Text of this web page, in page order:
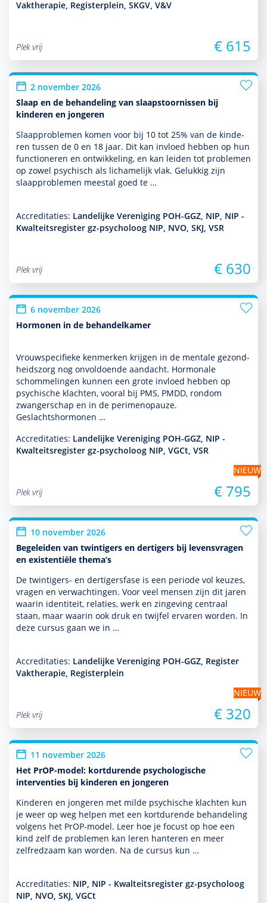
Vaktherapie, Registerplein, SKGV, V&V
Plek vrij € 615
2 november 2026
Slaap en de behandeling van slaapstoornissen bij
kinderen en jongeren
Slaappro­ble­men komen voor bij 10 tot 25% van de kin­de­
ren tussen de 0 en 18 jaar. Dit kan invloed hebben op hun
functio­neren en ont­wikke­ling, en kan leiden tot pro­ble­men
op zowel psychisch als lichamelijk vlak. Gelukkig zijn
slaappro­ble­men meestal goed te …
Accreditaties: Landelijke Vereniging POH-GGZ, NIP, NIP -
Kwalteitsregister gz-psycholoog NIP, NVO, SKJ, VSR
Plek vrij € 630
6 november 2026
Hormonen in de behandelkamer
Vrouwspeci­fieke kenmerken krijgen in de mentale gezond­
heids­zorg nog onvol­doende aan­dacht. Hormonale
schommelingen kunnen een grote invloed hebben op
psychische klachten, vooral bij PMS, PMDD, ron­dom
zwangerschap en in de perimenopauze.
Geslachtshormonen …
Accreditaties: Landelijke Vereniging POH-GGZ, NIP -
Kwalteitsregister gz-psycholoog NIP, VGCt, VSR
NIEUW
Plek vrij
€ 795
10 november 2026
Begeleiden van twintigers en dertigers bij levensvragen
en existentiële thema’s
De twintigers- en dertigersfase is een periode vol keuzes,
vragen en verwachtingen. Voor veel mensen zijn dit jaren
waarin identiteit, relaties, werk en zingeving centraal
staan, maar waarin ook druk en twijfel ervaren worden. In
deze cursus gaan we in …
Accreditaties: Landelijke Vereniging POH-GGZ, Register
Vaktherapie, Registerplein
NIEUW
Plek vrij
€ 320
11 november 2026
Het PrOP-model: kortdurende psychologische
interventies bij kinderen en jongeren
Kinderen en jongeren met milde psychische klachten kun
je weer op weg helpen met een kort­durende behan­del­ing
volgens het PrOP-model. Leer hoe je focust op hoe een
kind zelf de pro­ble­men kan leren hanteren en meer
zelfredzaam kan worden. Na de cursus kun …
Accreditaties: NIP, NIP - Kwalteitsregister gz-psycholoog
NIP, NVO, SKJ, VGCt